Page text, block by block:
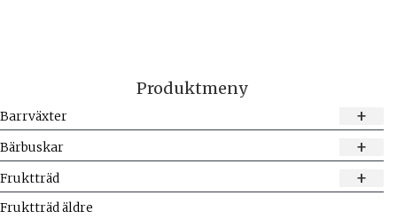
Produktmeny
+
Barrväxter
+
Bärbuskar
+
Fruktträd
Fruktträd äldre